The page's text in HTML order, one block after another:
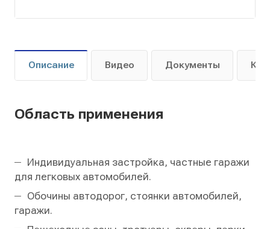
Описание Видео Документы Как
Область применения
Индивидуальная застройка, частные гаражи
для легковых автомобилей.
Обочины автодорог, стоянки автомобилей,
гаражи.